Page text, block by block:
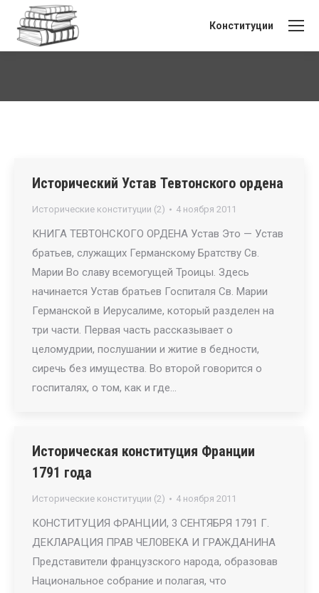
Конституции
Исторический Устав Тевтонского ордена
Исторические конституции (2) 4 ноября 2011
КНИГА ТЕВТОНСКОГО ОРДЕНА Устав Это — Устав
братьев, служащих Германскому Братству Св.
Марии Во славу всемогущей Троицы. Здесь
начинается Устав братьев Госпиталя Св. Марии
Германской в Иерусалиме, который разделен на
три части. Первая часть рассказывает о
целомудрии, послушании и житие в бедности,
сиречь без имущества. Во второй говорится о
госпиталях, о том, как и где…
Историческая конституция Франции
1791 года
Исторические конституции (2) 4 ноября 2011
КОНСТИТУЦИЯ ФРАНЦИИ, 3 СЕНТЯБРЯ 1791 Г.
ДЕКЛАРАЦИЯ ПРАВ ЧЕЛОВЕКА И ГРАЖДАНИНА
Представители французского народа, образовав
Национальное собрание и полагая, что